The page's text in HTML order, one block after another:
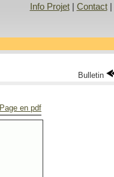
Info Projet| Contact|
Bulletin
Page en pdf